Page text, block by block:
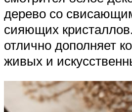
дерево со
сияющих
отлично дополняет
живых и